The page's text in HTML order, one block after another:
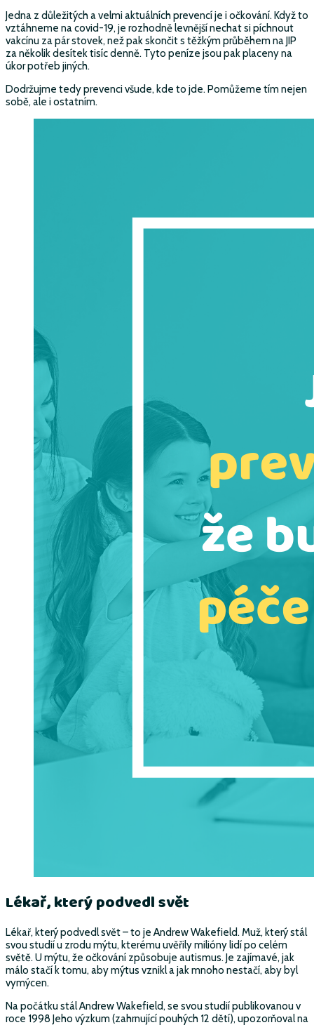
Jedna z důležitých a velmi aktuálních prevencí je i očkování. Když to
vztáhneme na covid-19, je rozhodně levnější nechat si píchnout
vakcínu za pár stovek, než pak skončit s těžkým průběhem na JIP
za několik desítek tisíc denně. Tyto peníze jsou pak placeny na
úkor potřeb jiných.
Dodržujme tedy prevenci všude, kde to jde. Pomůžeme tím nejen
sobě, ale i ostatním.
Lékař, který podvedl svět
Lékař, který podvedl svět – to je Andrew Wakefield. Muž, který stál
svou studií u zrodu mýtu, kterému uvěřily milióny lidí po celém
světě. U mýtu, že očkování způsobuje autismus. Je zajímavé, jak
málo stačí k tomu, aby mýtus vznikl a jak mnoho nestačí, aby byl
vymýcen.
Na počátku stál Andrew Wakefield, se svou studií publikovanou v
roce 1998 Jeho výzkum (zahrnující pouhých 12 dětí), upozorňoval na